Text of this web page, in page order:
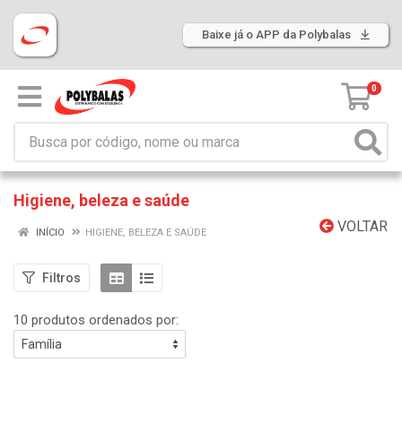
Baixe já o APP da Polybalas
0
Higiene, beleza e saúde
VOLTAR
INÍCIO HIGIENE, BELEZA E SAÚDE
Filtros
10 produtos ordenados por: